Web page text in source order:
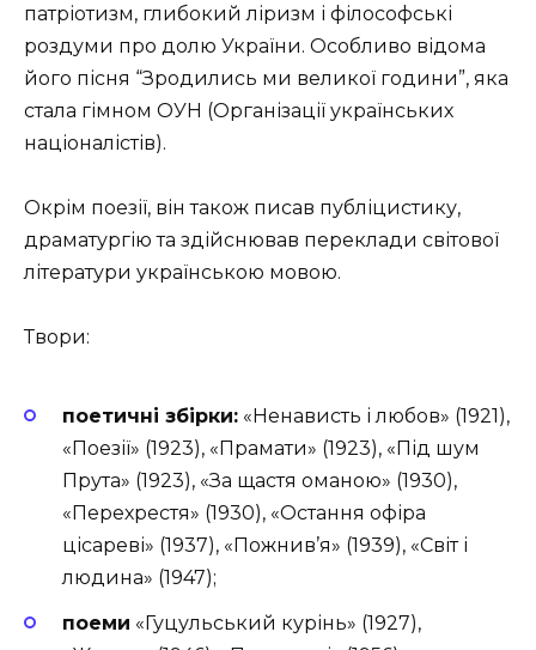
патріотизм, глибокий ліризм і філософські
роздуми про долю України. Особливо відома
його пісня “Зродились ми великої години”, яка
стала гімном ОУН (Організації українських
націоналістів).
Окрім поезії, він також писав публіцистику,
драматургію та здійснював переклади світової
літератури українською мовою.
Твори:
поетичні збірки: «Ненависть і любов» (1921),
«Поезії» (1923), «Прамати» (1923), «Під шум
Прута» (1923), «За щастя оманою» (1930),
«Перехрестя» (1930), «Остання офіра
цісареві» (1937), «Пожнив’я» (1939), «Світ і
людина» (1947);
поеми «Гуцульський курінь» (1927),